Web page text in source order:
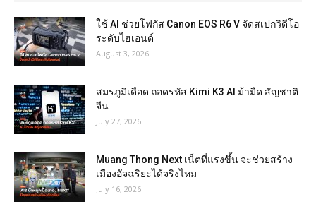
ใช้ AI ช่วยโฟกัส Canon EOS R6 V จัดสเปกวิดีโอ
ระดับไฮเอนด์
August 3, 2026
สมรภูมิเดือด ถอดรหัส Kimi K3 AI ม้ามืด สัญชาติ
จีน
July 27, 2026
Muang Thong Next เน็ตที่แรงขึ้น จะช่วยสร้าง
เมืองอัจฉริยะได้จริงไหม
July 16, 2026